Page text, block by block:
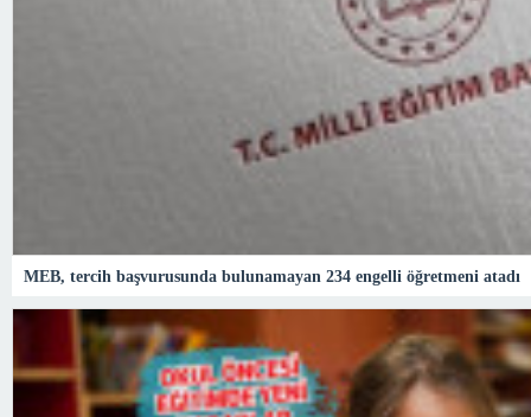
MEB, tercih başvurusunda bulunamayan 234 engelli öğretmeni atadı